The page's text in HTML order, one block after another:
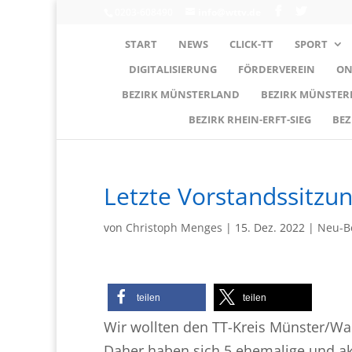
START NEWS CLICK-TT
SPORT
DIGITALISIERUNG
FÖRDERVEREIN
BEZIRK MÜNSTERLAND
BEZIRK
BEZIRK RHEIN-ERFT-SIEG
Letzte
von Christoph Menges | 15. Dez. 2022 | Neu-
teilen teilen
Wir wollten den TT-Kreis Münster/